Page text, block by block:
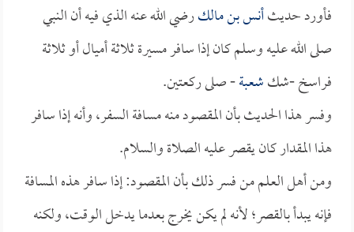
فأورد حديثأنس بن مالكرضي الله عنه الذي فيه أن النبي
صلى الله عليه وسلم كان إذا سافر مسيرة ثلاثة أميال أو ثلاثة
فراسخ -شكشعبة- صلى ركعتين.
وفسر هذا الحديث بأن المقصود منه مسافة السفر، وأنه إذا سافر
هذا المقدار كان يقصر عليه الصلاة والسلام.
ومن أهل العلم من فسر ذلك بأن المقصود: إذا سافر هذه المسافة
فإنه يبدأ بالقصر؛ لأنه لم يكن يخرج بعدما يدخل الوقت، ولكنه